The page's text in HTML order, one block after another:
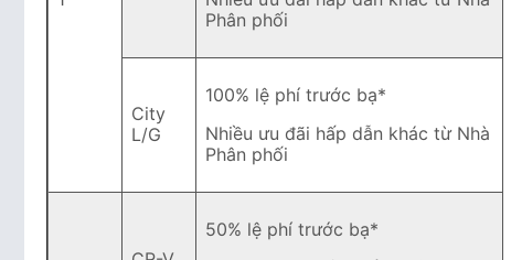
Phân phối
City
L/G
100% lệ phí trước bạ*
Nhiều ưu đãi hấp dẫn khác từ Nhà
Phân phối
50% lệ phí trước bạ*